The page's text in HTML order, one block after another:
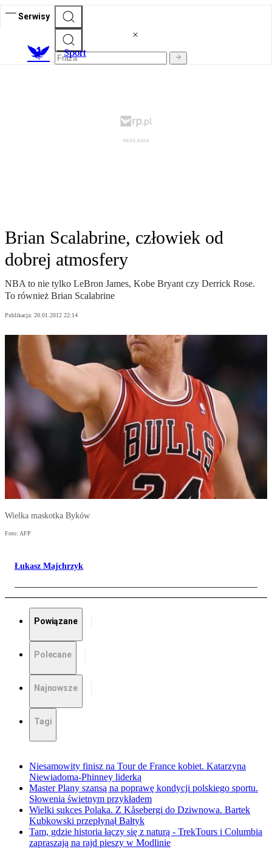
Serwisy
Sport
Brian Scalabrine, człowiek od
dobrej atmosfery
NBA to nie tylko LeBron James, Kobe Bryant czy Derrick Rose.
To również Brian Scalabrine
Publikacja: 20.01.2012 22:14
Wielka maskotka Byków
Foto: AFP
Łukasz Majchrzyk
Powiązane
Polecane
Najnowsze
Tagi
Niesamowity finisz na Tour de France kobiet. Katarzyna
Niewiadoma-Phinney liderką
Master Plany szansą na poprawę kondycji polskiego sportu.
Słowenia świetnym przykładem
Wielki sukces Polaka. Z Kåsebergi do Dziwnowa. Bartek
Kubkowski przepłynął Bałtyk
Tam, gdzie historia łączy się z naturą - TrekTours i Columbia
zapraszają na rajd pieszy w Modlinie